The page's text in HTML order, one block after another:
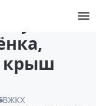
крыш
ЖКХ